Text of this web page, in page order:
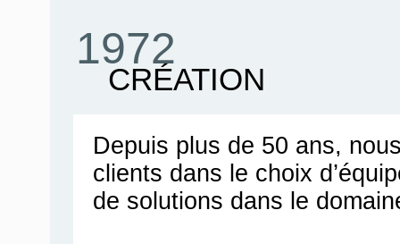
1972
CRÉATION
Depuis plus de 50 ans,
clients dans le choix
de solutions dans le